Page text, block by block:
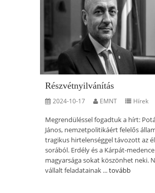
Részvétnyilvánítás
2024-10-17 EMNT Hírek
Megrendüléssel fogadtuk a hírt:
János, nemzetpolitikáért felelős
tragikus hirtelenséggel távozott az
sorából. Erdély és a Kárpát-medence
magyarsága sokat köszönhet neki.
vállalt feladatainak ...tovább